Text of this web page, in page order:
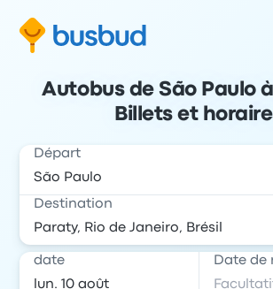
Autobus de São Paulo
Billets et
Départ
Destination
date Date de